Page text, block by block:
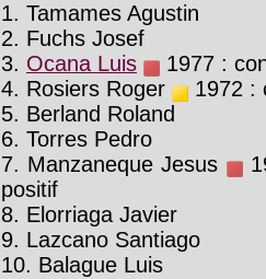
1. Tamames Agustin
2. Fuchs Josef
3. Ocana Luis
1977 :
4. Rosiers Roger
1972 :
5. Berland Roland
6. Torres Pedro
7. Manzaneque Jesus
positif
8. Elorriaga Javier
9. Lazcano Santiago
10. Balague Luis